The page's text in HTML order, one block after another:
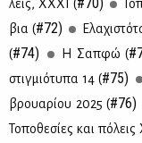
λεις, ΧΧ­ΧΙ (
βια (#72)
(#74) Η Σαπ­φώ (
στιγ­μιό­τυ­πα 14 (#75)
βρουα­ρί­ου 2025 (#76)
Το­πο­θε­σί­ες και